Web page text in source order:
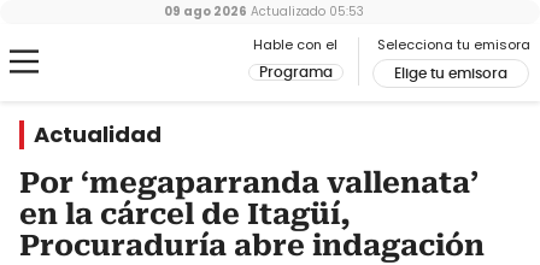
Hable con el
Programa
Selecciona tu emisora
Elige tu emisora
09 ago 2026 Actualizado 05:53
Actualidad
Por ‘megaparranda vallenata’
en la cárcel de Itagüí,
Procuraduría abre indagación